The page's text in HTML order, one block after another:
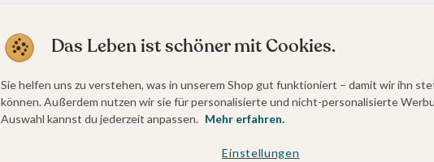
Das Leben ist schöner mit Cookies.
Sie helfen uns zu verstehen, was in unserem Shop gut funktioniert – damit wir ihn
können. Außerdem nutzen wir sie für personalisierte und nicht-personalisierte
Auswahl kannst du jederzeit anpassen. Mehr erfahren.
Einstellungen